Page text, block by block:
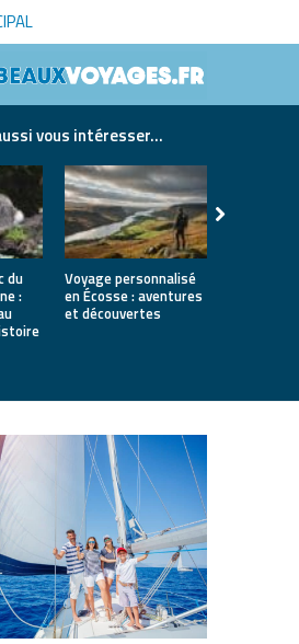
vous intéresser...
du
:
Voyage personnalisé
en Écosse : aventures
et découvertes